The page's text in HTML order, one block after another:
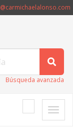
Búsqueda avanzada
Toggle